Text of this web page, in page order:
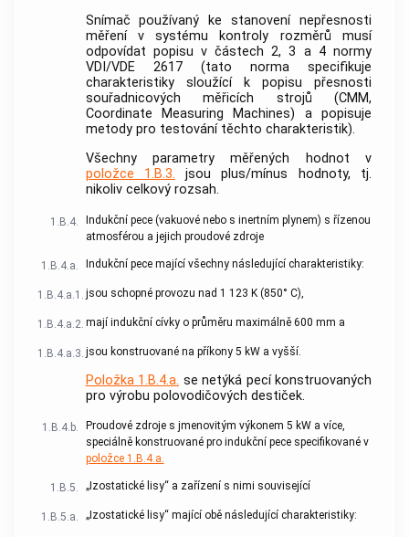
Snímač používaný ke stanovení nepřesnosti
měření v systému kontroly rozměrů musí
odpovídat popisu v částech 2, 3 a 4 normy
VDI/VDE 2617 (tato norma specifikuje
charakteristiky sloužící k popisu přesnosti
souřadnicových měřicích strojů (CMM,
Coordinate Measuring Machines) a popisuje
metody pro testování těchto charakteristik).
Všechny parametry měřených hodnot v
položce 1.B.3. jsou plus/mínus hodnoty, tj.
nikoliv celkový rozsah.
1.B.4.
Indukční pece (vakuové nebo s inertním plynem) s řízenou
atmosférou a jejich proudové zdroje
1.B.4.a. Indukční pece mající všechny následující charakteristiky:
1.B.4.a.1. jsou schopné provozu nad 1 123 K (850° C),
1.B.4.a.2. mají indukční cívky o průměru maximálně 600 mm a
1.B.4.a.3. jsou konstruované na příkony 5 kW a vyšší.
Položka 1.B.4.a. se netýká pecí konstruovaných
pro výrobu polovodičových destiček.
1.B.4.b.
Proudové zdroje s jmenovitým výkonem 5 kW a více,
speciálně konstruované pro indukční pece specifikované v
položce 1.B.4.a.
1.B.5. „Izostatické lisy“ a zařízení s nimi související
1.B.5.a. „Izostatické lisy“ mající obě následující charakteristiky: